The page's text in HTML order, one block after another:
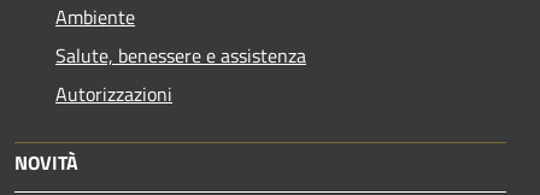
Ambiente
Salute, benessere e assistenza
Autorizzazioni
NOVITÀ